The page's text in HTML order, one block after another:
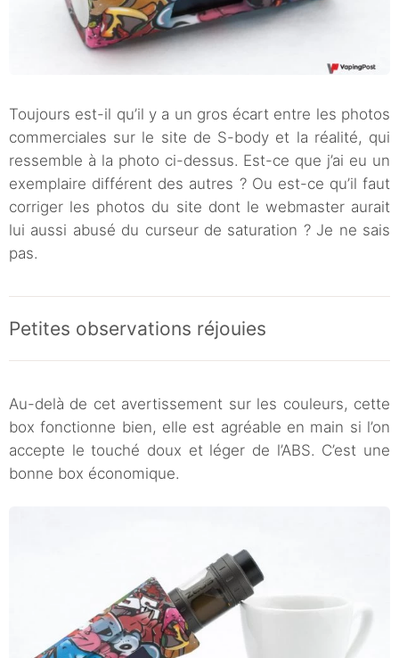
Toujours est-il qu’il y a un gros écart entre les photos
commerciales sur le site de S-body et la réalité, qui
ressemble à la photo ci-dessus. Est-ce que j’ai eu un
exemplaire différent des autres ? Ou est-ce qu’il faut
corriger les photos du site dont le webmaster aurait
lui aussi abusé du curseur de saturation ? Je ne sais
pas.
Petites observations réjouies
Au-delà de cet avertissement sur les couleurs, cette
box fonctionne bien, elle est agréable en main si l’on
accepte le touché doux et léger de l’ABS. C’est une
bonne box économique.